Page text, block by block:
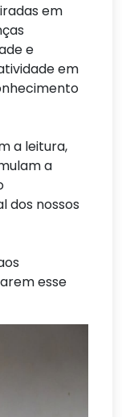
em
e
em
a leitura,
a
dos nossos
esse